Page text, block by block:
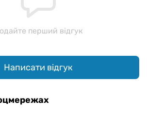
перший відгук
Написати відгук